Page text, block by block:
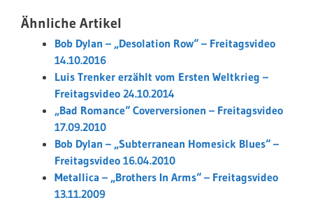
Ähnliche Artikel
Bob Dylan – „Desolation Row“ – Freitagsvideo
14.10.2016
Luis Trenker erzählt vom Ersten Weltkrieg –
Freitagsvideo 24.10.2014
„Bad Romance“ Coverversionen – Freitagsvideo
17.09.2010
Bob Dylan – „Subterranean Homesick Blues“ –
Freitagsvideo 16.04.2010
Metallica – „Brothers In Arms“ – Freitagsvideo
13.11.2009